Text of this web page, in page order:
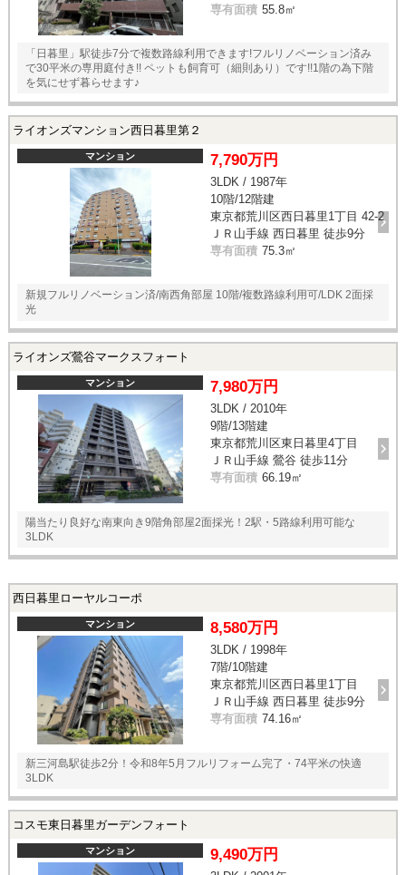
専有面積 55.8㎡
「日暮里」駅徒歩7分で複数路線利用できます!フルリノベーション済み
で30平米の専用庭付き!! ペットも飼育可（細則あり）です!!1階の為下階
を気にせず暮らせます♪
ライオンズマンション西日暮里第２
マンション 7,790万円
3LDK / 1987年
10階/12階建
東京都荒川区西日暮里1丁目 42-2
ＪＲ山手線 西日暮里 徒歩9分
専有面積 75.3㎡
新規フルリノベーション済/南西角部屋 10階/複数路線利用可/LDK 2面採
光
ライオンズ鶯谷マークスフォート
マンション 7,980万円
3LDK / 2010年
9階/13階建
東京都荒川区東日暮里4丁目
ＪＲ山手線 鶯谷 徒歩11分
専有面積 66.19㎡
陽当たり良好な南東向き9階角部屋2面採光！2駅・5路線利用可能な
3LDK
西日暮里ローヤルコーポ
マンション 8,580万円
3LDK / 1998年
7階/10階建
東京都荒川区西日暮里1丁目
ＪＲ山手線 西日暮里 徒歩9分
専有面積 74.16㎡
新三河島駅徒歩2分！令和8年5月フルリフォーム完了・74平米の快適
3LDK
コスモ東日暮里ガーデンフォート
マンション 9,490万円